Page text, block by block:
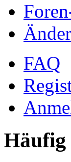
FAQ
Häufig